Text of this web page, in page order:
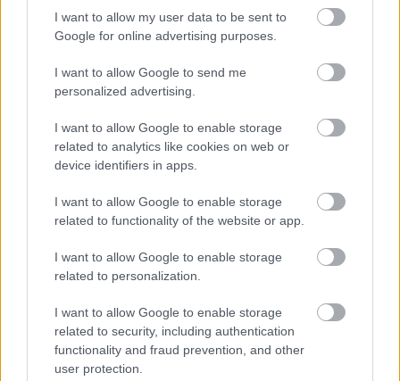
I want to allow my user data to be sent to
Google for online advertising purposes.
I want to allow Google to send me
personalized advertising.
I want to allow Google to enable storage
related to analytics like cookies on web or
device identifiers in apps.
I want to allow Google to enable storage
related to functionality of the website or app.
I want to allow Google to enable storage
related to personalization.
I want to allow Google to enable storage
related to security, including authentication
functionality and fraud prevention, and other
user protection.
Gesztesi Panka magyar nők
ezreinek üzent, szavaira még